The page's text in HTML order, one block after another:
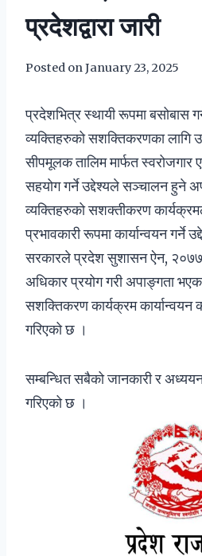
प्रदेशद्वारा जारी
Posted onJanuary 23, 2025
प्रदेशभित्र स्थायी रूपमा बसोबास
व्यक्तिहरुको सशक्तिकरणका लागि
सीपमूलक तालिम मार्फत स्वरोजगार
सहयोग गर्ने उद्देश्यले सञ्चालन हुने
व्यक्तिहरुको सशक्तीकरण
प्रभावकारी रूपमा कार्यान्वयन गर्ने
सरकारले प्रदेश सुशासन ऐन, २०७७
अधिकार प्रयोग गरी अपाङ्गता
सशक्तिकरण कार्यक्रम कार्यान्वयन
गरिएको छ ।
सम्बन्धित सबैको जानकारी र
गरिएको छ ।